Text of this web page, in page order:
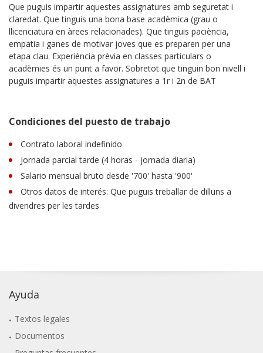
Que puguis impartir aquestes assignatures amb seguretat i
claredat. Que tinguis una bona base acadèmica (grau o
llicenciatura en àrees relacionades). Que tinguis paciència,
empatia i ganes de motivar joves que es preparen per una
etapa clau. Experiència prèvia en classes particulars o
acadèmies és un punt a favor. Sobretot que tinguin bon nivell i
puguis impartir aquestes assignatures a 1r i 2n de BAT
Condiciones del puesto de trabajo
Contrato laboral indefinido
Jornada parcial tarde (4 horas - jornada diaria)
Salario mensual bruto desde '700' hasta '900'
Otros datos de interés: Que puguis treballar de dilluns a
divendres per les tardes
Ayuda
Textos legales
Documentos